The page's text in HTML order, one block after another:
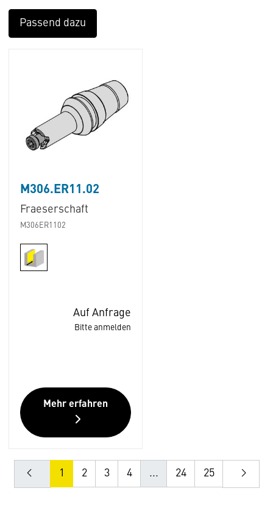
Passend dazu
M306.ER11.02
Fraeserschaft
M306ER1102
Auf Anfrage
Bitte anmelden
Mehr erfahren
1 2 3 4 ... 24 25